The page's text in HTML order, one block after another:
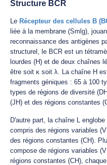
Structure BCR
Le Récepteur des cellules B
liée à la membrane (Smlg),
reconnaissance des antigènes
structurel, le BCR est un
lourdes (H) et de deux chaînes
être soit κ soit λ. La chaîne H
fragments géniques : 65 à 100
types de régions de diversité
(JH) et des régions constantes
D'autre part, la chaîne L
compris des régions variables
des régions constantes (CH).
compose de régions variables
régions constantes (CH),